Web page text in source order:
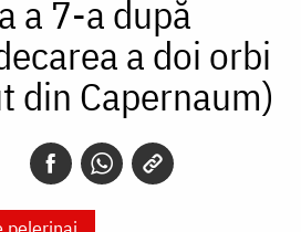
a 7-a după
a doi orbi
din Capernaum)